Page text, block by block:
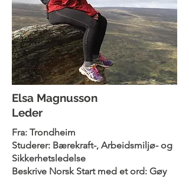
Elsa Magnusson
Leder
Fra: Trondheim
Studerer: Bærekraft-, Arbeidsmiljø- og
Sikkerhetsledelse
Beskrive Norsk Start med et ord: Gøy